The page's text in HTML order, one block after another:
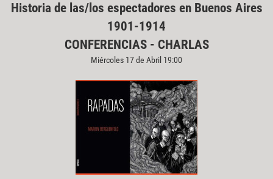
Historia de las/los espectadores en Buenos Aires
1901-1914
CONFERENCIAS - CHARLAS
Miércoles 17 de Abril 19:00